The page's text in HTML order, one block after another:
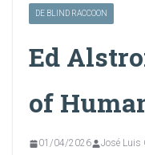
DE BLIND RACCOON
Ed
of
01/04/2026 José Luis